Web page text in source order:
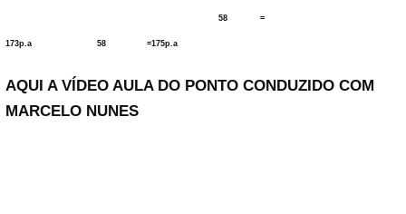
58 =
173p.a 58 =1 75p.a
AQUI A VÍDEO AULA DO PONTO CONDUZIDO COM
MARCELO NUNES